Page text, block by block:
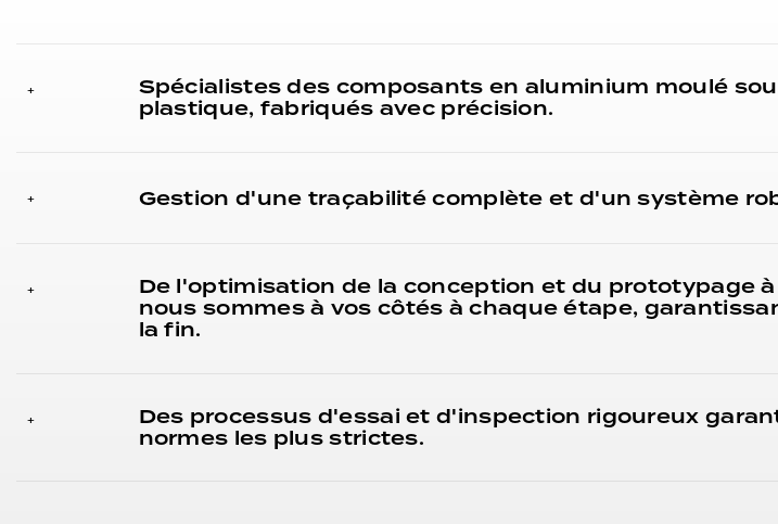
+
Spécialistes des composants en aluminium moulé
plastique, fabriqués avec précision.
+ Gestion d'une traçabilité complète et d'un système
+
De l'optimisation de la conception et du prototypage
nous sommes à vos côtés à chaque étape,
la fin.
+
Des processus d'essai et d'inspection rigoureux
normes les plus strictes.